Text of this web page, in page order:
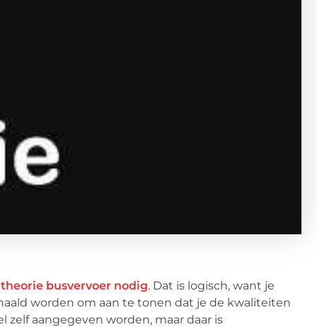
theorie busvervoer nodig. Dat is logisch, want je
worden om aan te tonen dat je de kwaliteiten
aangegeven worden, maar daar is